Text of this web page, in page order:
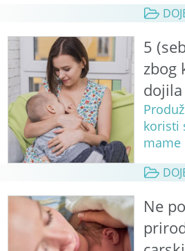
5
zbog
koristi
mame
Ne